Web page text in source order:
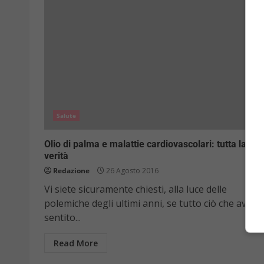
Salute
Olio di palma e malattie cardiovascolari: tutta la
verità
Redazione 26 Agosto 2016
Vi siete sicuramente chiesti, alla luce delle
polemiche degli ultimi anni, se tutto ciò che avete
sentito...
Read More